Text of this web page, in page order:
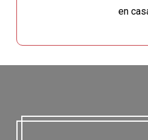
en